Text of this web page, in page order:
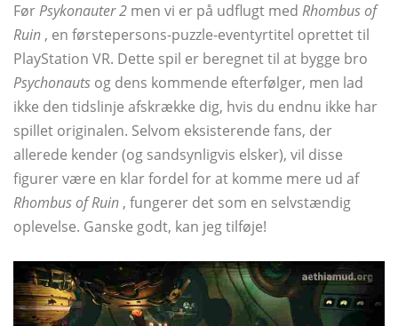
FørPsykonauter 2 men vi er på udflugt med Rhombus of
Ruin , en førstepersons-puzzle-eventyrtitel oprettet til
PlayStation VR. Dette spil er beregnet til at bygge bro
Psychonauts og dens kommende efterfølger, men lad
ikke den tidslinje afskrække dig, hvis du endnu ikke har
spillet originalen. Selvom eksisterende fans, der
allerede kender (og sandsynligvis elsker), vil disse
figurer være en klar fordel for at komme mere ud af
Rhombus of Ruin , fungerer det som en selvstændig
oplevelse. Ganske godt, kan jeg tilføje!